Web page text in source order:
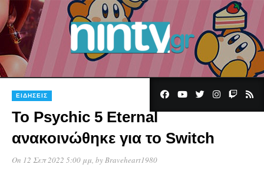
ΕΙΔΉΣΕΙΣ
Το Psychic 5 Eternal
ανακοινώθηκε για το Switch
On 12 Σεπ 2022 5:00 μμ , by Braveheart1980